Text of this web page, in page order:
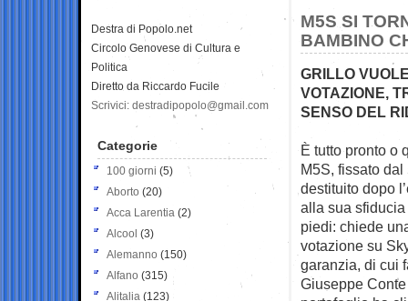
M5S SI
BAMBINO
GRILLO
VOTAZIONE,
SENSO DEL
È tutto pronto o
M5S, fissato dal
destituito dopo
alla sua
piedi: chiede
votazione su
garanzia, di cui
Giuseppe
Destra di Popolo.net
Circolo Genovese di Cultura e
Politica
Diretto da Riccardo Fucile
Scrivici: destradipopolo@gmail.com
Categorie
100 giorni (5)
Aborto (20)
Acca Larentia (2)
Alcool (3)
Alemanno (150)
Alfano (315)
Alitalia (123)